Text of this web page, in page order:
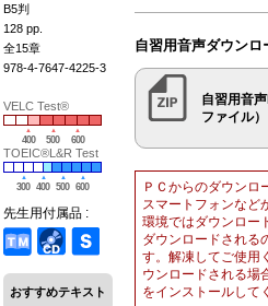
B5判
128 pp.
全15章
978-4-7647-4225-3
VELC Test®
400 500 600
TOEIC®L&R Test
300 400 500 600
先生用付属品 :
おすすめテキスト
自習用音声ダウンロ
自習用音
ファイル）
ＰＣからのダウンロ
スマートフォンなど
環境ではダウンロー
ダウンロードされる
す。解凍してご使用
ウンロードされる場
をインストールして